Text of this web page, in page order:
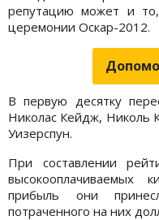
репутацию может и
церемонии Оскар-2012.
В первую десятку
Николас Кейдж, Николь
Уизерспун.
При составлении
высокооплачиваемых
прибыль они
потраченного на них